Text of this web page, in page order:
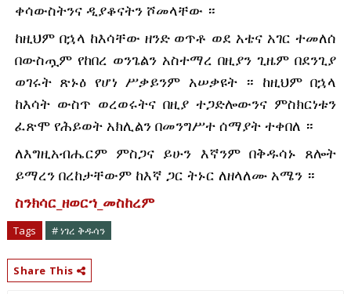
ቀሳውስትንና ዲያቆናትን ሾመላቸው ።
ከዚህም በኋላ ከእሳቸው ዘንድ ወጥቶ ወደ አቴና አገር ተመለሰ
በውስጧም የከበረ ወንጌልን አስተማረ በዚያን ጊዜም በደንጊያ
ወገሩት ጽኑዕ የሆነ ሥቃይንም አሠቃዩት ። ከዚህም በኋላ
ከእሳት ውስጥ ወረወሩትና በዚያ ተጋድሎውንና ምስክርነቱን
ፈጽሞ የሕይወት አክሊልን በመንግሥተ ሰማያት ተቀበለ ።
ለእግዚአብሔርም ምስጋና ይሁን እኛንም በቅዱሳኑ ጸሎት
ይማረን በረከታቸውም ከእኛ ጋር ትኑር ለዘላለሙ አሜን ።
ስንክሳር_ዘወርኀ_መስከረም
Tags # ነገረ ቅዱሳን
Share This